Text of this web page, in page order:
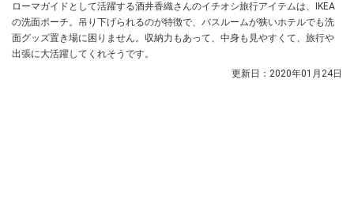
ローマガイドとして活躍する酒井香織さんのイチオシ旅行アイテムは、IKEA
の洗面ポーチ。吊り下げられるのが特徴で、バスルームが狭いホテルでも洗
面グッズ置き場に困りません。収納力もあって、中身も見やすくて、旅行や
出張に大活躍してくれそうです。
更新日： 2020年01月24日